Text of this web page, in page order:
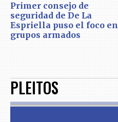
Primer consejo de
seguridad de De La
Espriella puso el foco en
grupos armados
PLEITOS